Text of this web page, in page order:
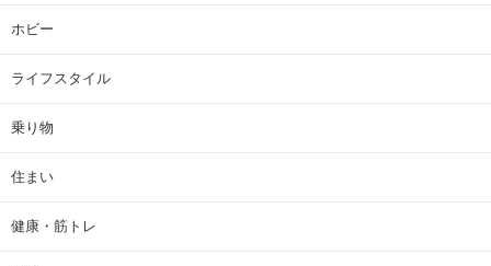
ホビー
ライフスタイル
乗り物
住まい
健康・筋トレ